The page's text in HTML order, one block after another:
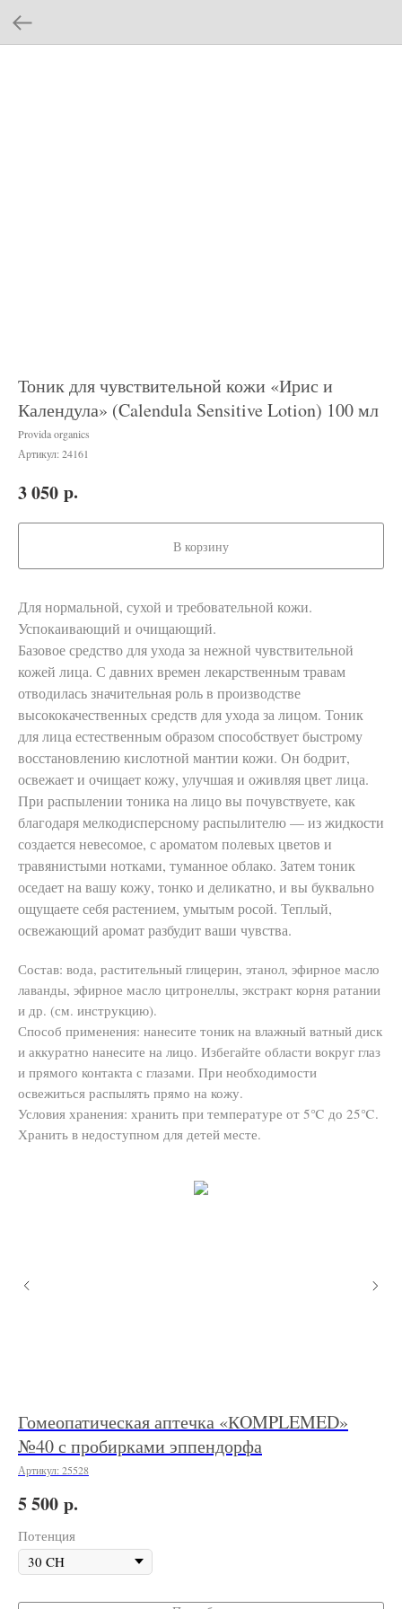
Тоник для чувствительной кожи «Ирис и
Календула» (Calendula Sensitive Lotion) 100 мл
Provida organics
Артикул: 24161
3 050 р.
В корзину
Для нормальной, сухой и требовательной кожи.
Успокаивающий и очищающий.
Базовое средство для ухода за нежной чувствительной
кожей лица. С давних времен лекарственным травам
отводилась значительная роль в производстве
высококачественных средств для ухода за лицом. Тоник
для лица естественным образом способствует быстрому
восстановлению кислотной мантии кожи. Он бодрит,
освежает и очищает кожу, улучшая и оживляя цвет лица.
При распылении тоника на лицо вы почувствуете, как
благодаря мелкодисперсному распылителю — из жидкости
создается невесомое, с ароматом полевых цветов и
травянистыми нотками, туманное облако. Затем тоник
оседает на вашу кожу, тонко и деликатно, и вы буквально
ощущаете себя растением, умытым росой. Теплый,
освежающий аромат разбудит ваши чувства.
Состав: вода, растительный глицерин, этанол, эфирное масло
лаванды, эфирное масло цитронеллы, экстракт корня ратании
и др. (см. инструкцию).
Способ применения: нанесите тоник на влажный ватный диск
и аккуратно нанесите на лицо. Избегайте области вокруг глаз
и прямого контакта с глазами. При необходимости
освежиться распылять прямо на кожу.
Условия хранения: хранить при температуре от 5℃ до 25℃.
Хранить в недоступном для детей месте.
Гомеопатическая аптечка «КOMPLEMED»
№40 с пробирками эппендорфа
Артикул: 25528
5 500 р.
Потенция